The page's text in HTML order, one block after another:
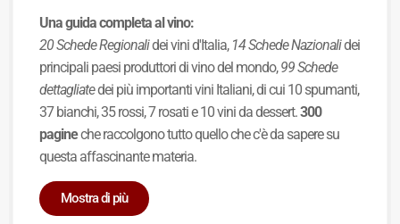
Una guida completa al vino:
20 Schede Regionalidei vini d'Italia, 14 Schede Nazionalidei
principali paesi produttori di vino del mondo,99 Schede
dettagliatedei più importanti vini Italiani, di cui 10 spumanti,
37 bianchi, 35 rossi, 7 rosati e 10 vini da dessert.300
pagineche raccolgono tutto quello che c'è da sapere su
questa affascinante materia.
Mostra di più